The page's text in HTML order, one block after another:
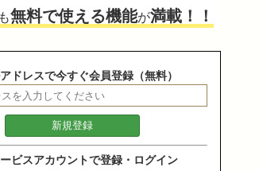
無料で使える機能が満載！！
ドレスで今すぐ会員登録（無料）
ビスアカウントで登録・ログイン